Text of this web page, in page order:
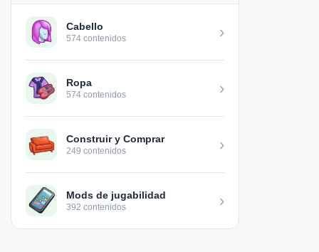
Cabello
574 contenidos ›
Ropa
574 contenidos ›
Construir y Comprar
249 contenidos ›
Mods de jugabilidad
392 contenidos ›